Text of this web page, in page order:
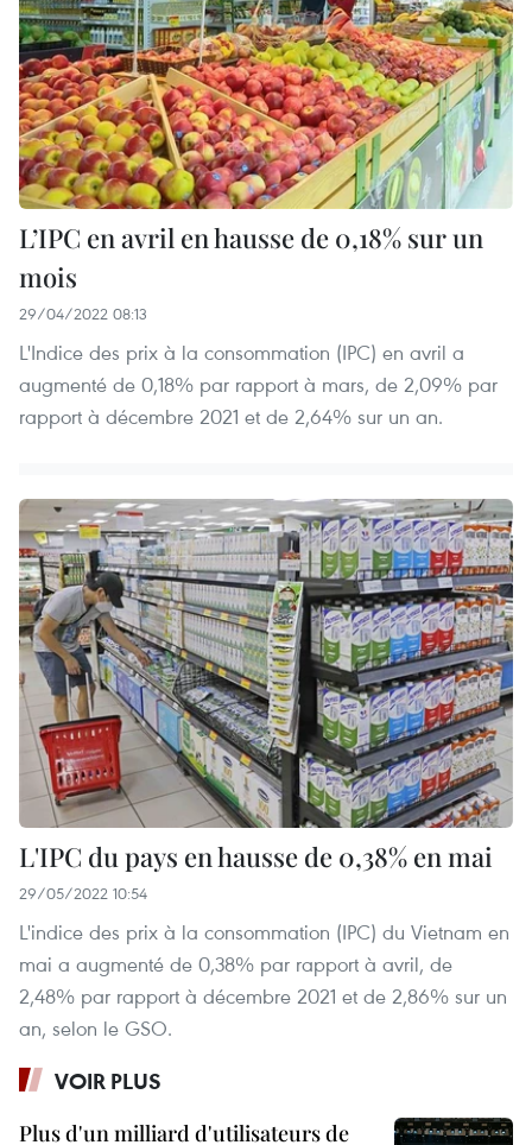
L’IPC en avril en hausse de 0,18% sur un
mois
29/04/2022 08:13
L'Indice des prix à la consommation (IPC) en avril a
augmenté de 0,18% par rapport à mars, de 2,09% par
rapport à décembre 2021 et de 2,64% sur un an.
L'IPC du pays en hausse de 0,38% en mai
29/05/2022 10:54
L'indice des prix à la consommation (IPC) du Vietnam en
mai a augmenté de 0,38% par rapport à avril, de
2,48% par rapport à décembre 2021 et de 2,86% sur un
an, selon le GSO.
VOIR PLUS
Plus d'un milliard d'utilisateurs de